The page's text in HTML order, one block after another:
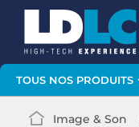
TOUS NOS PRODUITS
Image & Son